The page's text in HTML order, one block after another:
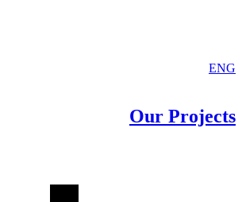
ENG
Our Projects